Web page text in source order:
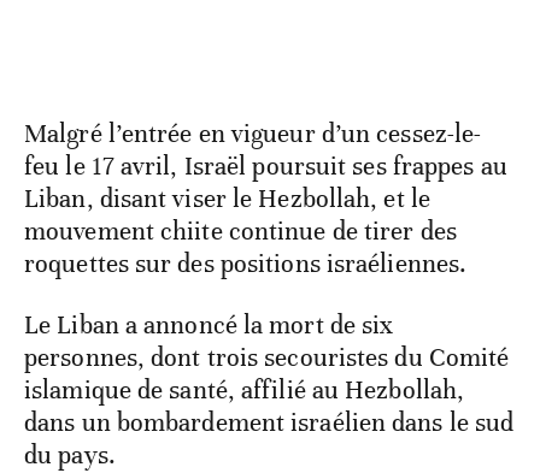
Malgré l’entrée en vigueur d’un cessez-le-
feu le 17 avril, Israël poursuit ses frappes au
Liban, disant viser le Hezbollah, et le
mouvement chiite continue de tirer des
roquettes sur des positions israéliennes.
Le Liban a annoncé la mort de six
personnes, dont trois secouristes du Comité
islamique de santé, affilié au Hezbollah,
dans un bombardement israélien dans le sud
du pays.